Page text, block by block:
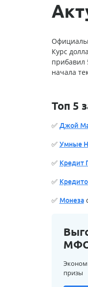
Курс
прибавил
начала
Топ 5
✅ Джой
✅ Умные
✅ Кредит
✅
✅ Монеза
призы